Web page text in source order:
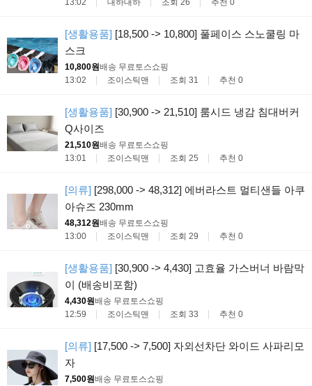
[생활용품] [18,500 -> 10,800] 풀페이스 스노쿨링 마
스크
10,800원배송 무료 토스쇼핑
13:02
조이스틱맨 조회 31 추천 0
[생활용품] [30,900 -> 21,510] 룸시드 냉감 침대버커
Q사이즈
21,510원배송 무료 토스쇼핑
13:01
조이스틱맨 조회 25 추천 0
[의류] [298,000 -> 48,312] 에버라스트 멀티샌들 아쿠
아슈즈 230mm
48,312원배송 무료 토스쇼핑
13:00
조이스틱맨 조회 29 추천 0
[생활용품] [30,900 -> 4,430] 고효율 가스버너 바람막
이 (배송비포함)
4,430원배송 무료 토스쇼핑
12:59
조이스틱맨 조회 33 추천 0
[의류] [17,500 -> 7,500] 자외선차단 와이드 사파리모
자
7,500원배송 무료 토스쇼핑